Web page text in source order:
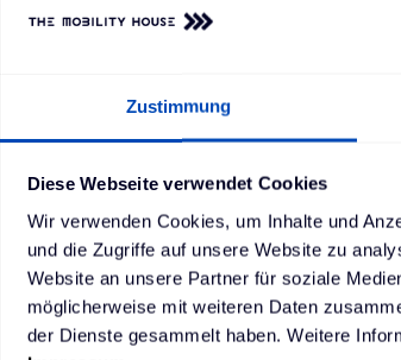
Zustimmung
Diese Webseite verwendet Cookies
Wir verwenden Cookies, um Inhalte und
und die Zugriffe auf unsere Website zu
Website an unsere Partner für soziale
möglicherweise mit weiteren Daten
der Dienste gesammelt haben. Weitere
Während die Vehicle-
Mobilize und The
erstmalig für breite
Alpine A290, der AC-
angeboten. Jetzt
Realität, mit großem
Mit dieser Einführung
emissionsfreies und